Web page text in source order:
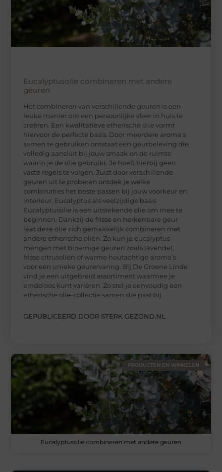
Eucalyptusolie combineren met andere
geuren
Het combineren van verschillende geuren is een
leuke manier om een persoonlijke sfeer in huis te
creëren. Een kwalitatieve etherische olie vormt
hiervoor de perfecte basis. Door meerdere aroma’s
samen te gebruiken ontstaat een geurbeleving die
volledig aansluit bij jouw smaak en de ruimte
waarin je de olie gebruikt. Je hoeft hierbij geen
vaste regels te volgen. Juist door verschillende
geuren uit te proberen ontdek je welke
combinaties het beste passen bij jouw voorkeur en
interieur. Eucalyptus als veelzijdige basis
Eucalyptusolie is een uitstekende olie om mee te
beginnen. Dankzij de frisse en herkenbare geur
laat deze olie zich gemakkelijk combineren met
andere etherische oliën. Zo kun je eucalyptus
mengen met bloemige geuren zoals lavendel,
frisse citrusoliën of warme houtachtige aroma’s
voor een unieke geurervaring. Bij De Groene Linde
vind je een uitgebreid assortiment waarmee je
eindeloos kunt variëren. Zo stel je eenvoudig een
etherische olie-collectie samen die past bij
GEPUBLICEERD DOOR STERK GEZOND.NL
PRODUCTEN EN WINKELEN
Eucalyptusolie combineren met andere geuren